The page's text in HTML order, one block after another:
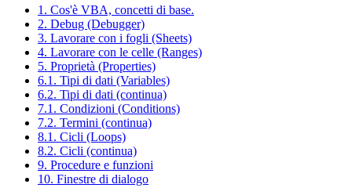
1. Cos'è VBA, concetti di base.
2. Debug (Debugger)
3. Lavorare con i fogli (Sheets)
4. Lavorare con le celle (Ranges)
5. Proprietà (Properties)
6.1. Tipi di dati (Variables)
6.2. Tipi di dati (continua)
7.1. Condizioni (Conditions)
7.2. Termini (continua)
8.1. Cicli (Loops)
8.2. Cicli (continua)
9. Procedure e funzioni
10. Finestre di dialogo